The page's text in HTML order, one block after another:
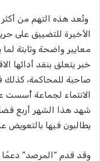
وتُعد هذه التهم من
الأخيرة للتضييق على
معايير واضحة وثابتة لما
خبر يتعلق بنقد أدائها
صاحبة للمحاكمة، كذلك
الانتماء لجماعة أُسست
شهد هذا الشهر أربع
يطالبون فيها
وقد قدم “المرصد”